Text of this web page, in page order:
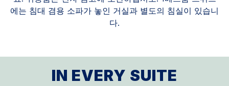
에는 침대 겸용 소파가 놓인 거실과 별도의 침실이 있습니
다.
IN EVERY SUITE